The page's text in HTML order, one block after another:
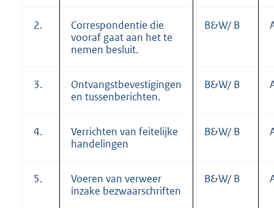
2.
Correspondentie die
vooraf gaat aan het te
nemen besluit.
B&W/ B
3.
Ontvangstbevestigingen
en tussenberichten.
B&W/ B
4.
Verrichten van feitelijke
handelingen
B&W/ B
5.
Voeren van verweer
inzake bezwaarschriften
B&W/ B